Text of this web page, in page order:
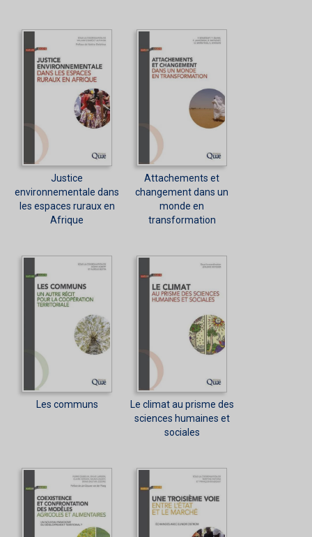
Justice
environnementale dans
les espaces ruraux en
Afrique
Attachements et
changement dans un
monde en
transformation
Les communs
Le climat au prisme des
sciences humaines et
sociales